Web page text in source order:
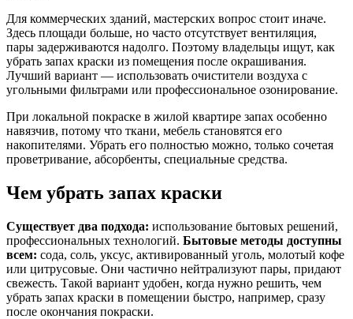
Для коммерческих зданий, мастерских вопрос стоит иначе.
Здесь площади больше, но часто отсутствует вентиляция,
пары задерживаются надолго. Поэтому владельцы ищут, как
убрать запах краски из помещения после окрашивания.
Лучший вариант — использовать очистители воздуха с
угольными фильтрами или профессиональное озонирование.
При локальной покраске в жилой квартире запах особенно
навязчив, потому что ткани, мебель становятся его
накопителями. Убрать его полностью можно, только сочетая
проветривание, абсорбенты, специальные средства.
Чем убрать запах краски
Существует два подхода: использование бытовых решений,
профессиональных технологий. Бытовые методы доступны
всем: сода, соль, уксус, активированный уголь, молотый кофе
или цитрусовые. Они частично нейтрализуют пары, придают
свежесть. Такой вариант удобен, когда нужно решить, чем
убрать запах краски в помещении быстро, например, сразу
после окончания покраски.